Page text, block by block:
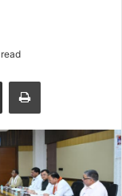
Share via Email Print